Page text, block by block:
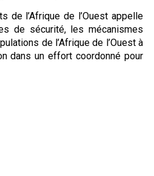
de l’Afrique de l’Ouest appelle
de sécurité, les mécanismes
de l’Afrique de l’Ouest à
dans un effort coordonné pour